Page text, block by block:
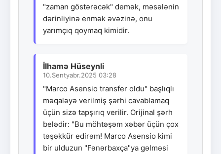
"zaman göstərəcək" demək, məsələnin
dərinliyinə enmək əvəzinə, onu
yarımçıq qoymaq kimidir.
İlhamə Hüseynli
10.Sentyabr.2025 03:28
"Marco Asensio transfer oldu" başlıqlı
məqaləyə verilmiş şərhi cavablamaq
üçün sizə tapşırıq verilir. Orijinal şərh
belədir: "Bu möhtəşəm xəbər üçün çox
təşəkkür edirəm! Marco Asensio kimi
bir ulduzun "Fənərbaxça"ya gəlməsi